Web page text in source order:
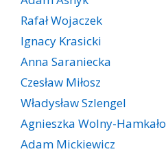
Rafał Wojaczek
Ignacy Krasicki
Anna Saraniecka
Czesław Miłosz
Władysław Szlengel
Agnieszka Wolny-Hamkało
Adam Mickiewicz